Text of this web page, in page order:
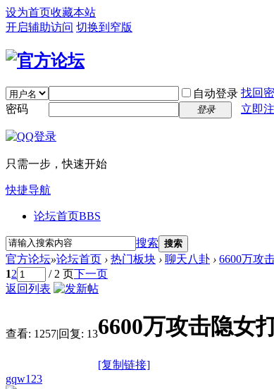
设为首页收藏本站
开启辅助访问 切换到窄版
自动登录 找回
密码
登录 立即
只需一步，快速开始
快捷导航
论坛首页BBS
搜索 搜索
官方论坛»论坛首页 › 热门板块 › 聊天八卦 › 6600万攻
12 / 2 页下一页
返回列表
查看: 1257|回复: 136600万攻击隐女
[复制链接]
gqw123